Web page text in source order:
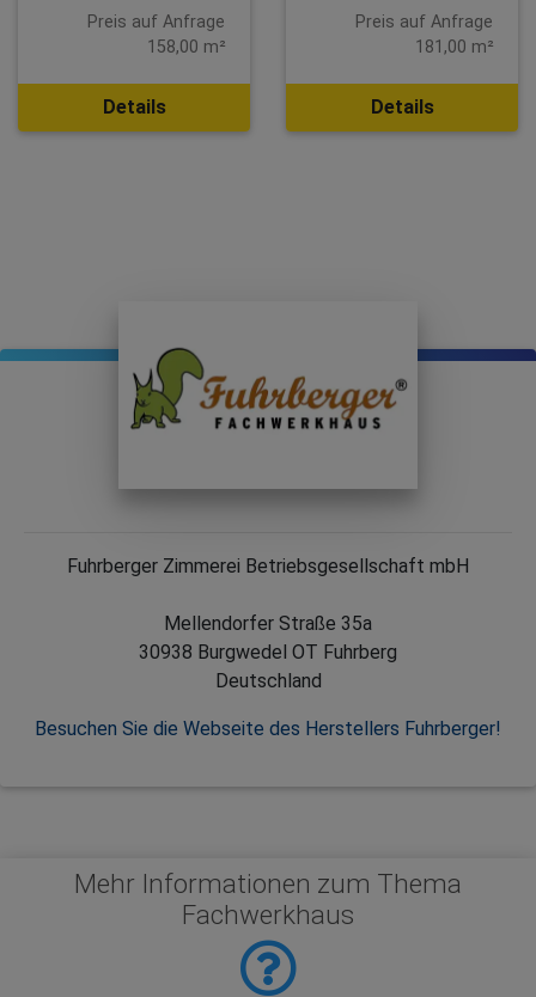
Preis auf Anfrage
158,00 m²
Details
Preis auf Anfrage
181,00 m²
Details
Fuhrberger Zimmerei Betriebsgesellschaft mbH
Mellendorfer Straße 35a
30938 Burgwedel OT Fuhrberg
Deutschland
Besuchen Sie die Webseite des Herstellers Fuhrberger!
Mehr Informationen zum Thema
Fachwerkhaus